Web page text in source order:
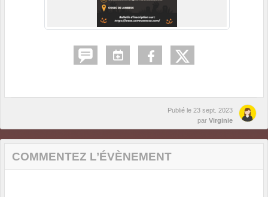
Publié le 23 sept. 2023
par Virginie
COMMENTEZ L’ÉVÈNEMENT